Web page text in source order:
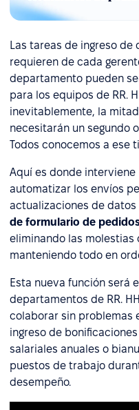
Las tareas de ingreso de
requieren de cada
departamento pueden
para los equipos de RR.
inevitablemente, la
necesitarán un segundo
Todos conocemos a ese
Aquí es donde interviene
automatizar los envíos
actualizaciones de datos
de formulario de
eliminando las molestias
manteniendo todo en
Esta nueva función será
departamentos de RR.
colaborar sin problemas
ingreso de
salariales anuales o
puestos de trabajo
desempeño.